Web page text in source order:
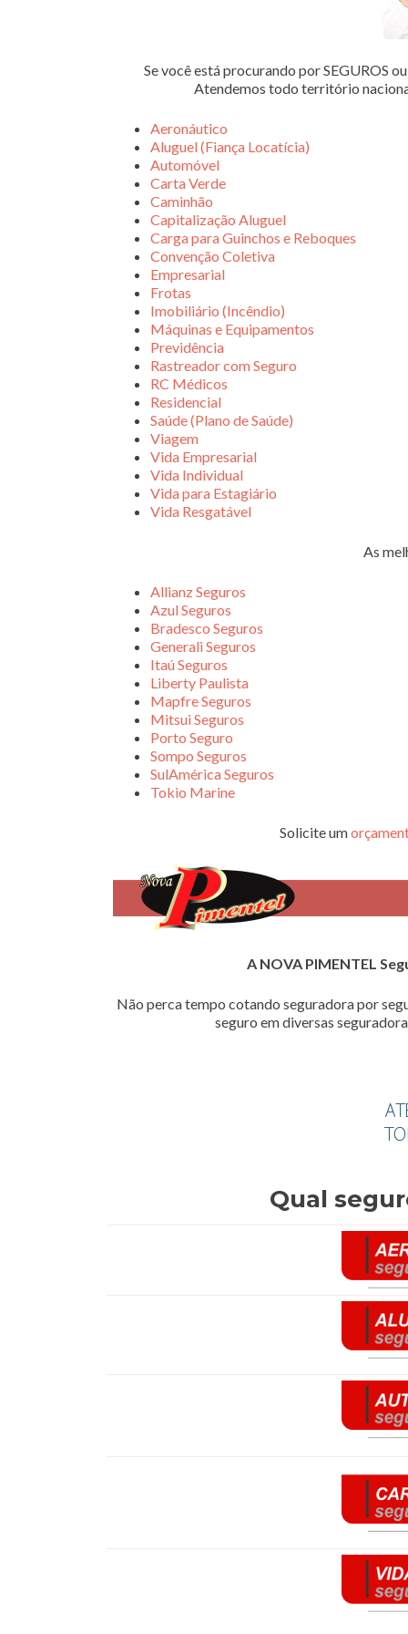
Se você está procurando por SEGUROS
Atendemos todo território
Aeronáutico
Aluguel (Fiança Locatícia)
Automóvel
Carta Verde
Caminhão
Capitalização Aluguel
Carga para Guinchos e Reboques
Convenção Coletiva
Empresarial
Frotas
Imobiliário (Incêndio)
Máquinas e Equipamentos
Previdência
Rastreador com Seguro
RC Médicos
Residencial
Saúde (Plano de Saúde)
Viagem
Vida Empresarial
Vida Individual
Vida para Estagiário
Vida Resgatável
As
Allianz Seguros
Azul Seguros
Bradesco Seguros
Generali Seguros
Itaú Seguros
Liberty Paulista
Mapfre Seguros
Mitsui Seguros
Porto Seguro
Sompo Seguros
SulAmérica Seguros
Tokio Marine
Solicite um
A NOVA PIMENTEL
Não perca tempo cotando seguradora por
seguro em diversas
Qual